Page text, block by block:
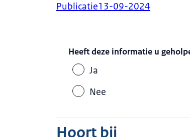
Publicatie13-09-2024
Heeft deze informatie u
Ja
Nee
Hoort bij